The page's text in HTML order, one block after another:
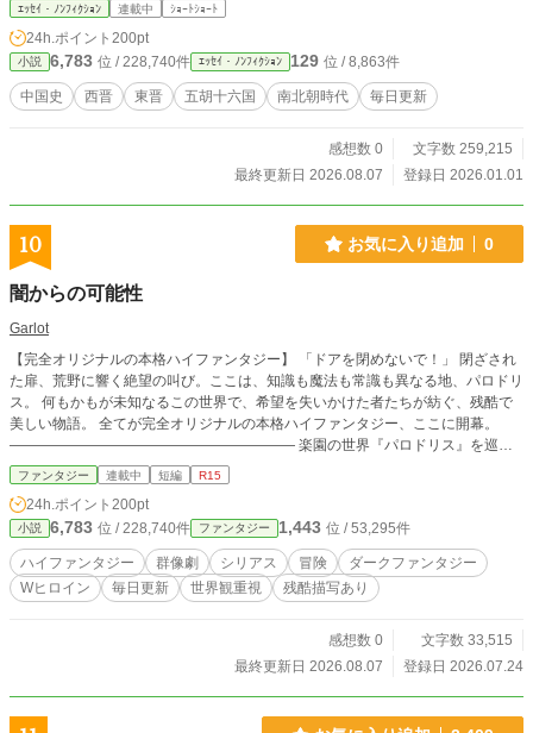
ｴｯｾｲ・ﾉﾝﾌｨｸｼｮﾝ 連載中 ｼｮｰﾄｼｮｰﾄ
24h.ポイント 200pt
小説 6,783 位 / 228,740件 ｴｯｾｲ・ﾉﾝﾌｨｸｼｮﾝ 129 位 / 8,863件
中国史 西晋 東晋 五胡十六国 南北朝時代 毎日更新
感想数 0
文字数 259,215
最終更新日 2026.08.07
登録日 2026.01.01
10 お気に入り追加 0
闇からの可能性
Garlot
【完全オリジナルの本格ハイファンタジー】 「ドアを閉めないで！」 閉ざされ
た扉、荒野に響く絶望の叫び。ここは、知識も魔法も常識も異なる地、パロドリ
ス。 何もかもが未知なるこの世界で、希望を失いかけた者たちが紡ぐ、残酷で
美しい物語。 全てが完全オリジナルの本格ハイファンタジー、ここに開幕。
———————————————————— 楽園の世界『パロドリス』を巡
る、最初の冒険へようこそ！ よくある王道ファンタジーの枠を飛び越えた、完
全オリジナルで未知なる要素に満ちた新感覚の世界観があなたを待っています。
狂気的なまでに大自然が崇拝されるこの世界で、優秀でありながらも報われない
科学者フォレンは、すべてを諦めかけていた。 しかし、自らの失敗から逃れる
ようにして聖なる森へと足を踏み入れたとき、彼女の運命は永遠に変わることに
なる。 予期せぬ発見――それは、見捨てられた異星人の赤ん坊だった。
ファンタジー 連載中 短編 R15
24h.ポイント 200pt
小説 6,783 位 / 228,740件 ファンタジー 1,443 位 / 53,295件
ハイファンタジー 群像劇 シリアス 冒険
ダークファンタジー
Wヒロイン
毎日更新 世界観重視 残酷描写あり
感想数 0
文字数 33,515
最終更新日 2026.08.07
登録日 2026.07.24